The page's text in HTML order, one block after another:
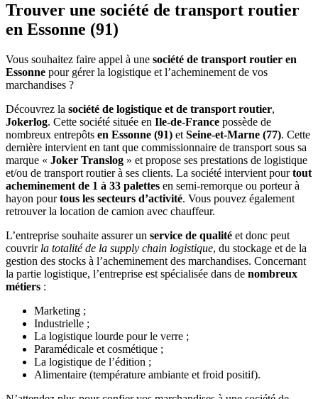
Trouver une société de transport routier
en Essonne (91)
Vous souhaitez faire appel à une société de transport routier en
Essonne pour gérer la logistique et l’acheminement de vos
marchandises ?
Découvrez la société de logistique et de transport routier,
Jokerlog. Cette société située en Ile-de-France possède de
nombreux entrepôts en Essonne (91) et Seine-et-Marne (77). Cette
dernière intervient en tant que commissionnaire de transport sous sa
marque « Joker Translog » et propose ses prestations de logistique
et/ou de transport routier à ses clients. La société intervient pourtout
acheminement de 1 à 33 palettes en semi-remorque ou porteur à
hayon pourtous les secteurs d’activité. Vous pouvez également
retrouver la location de camion avec chauffeur.
L’entreprise souhaite assurer un service de qualité et donc peut
couvrir la totalité de la supply chain logistique, du stockage et de la
gestion des stocks à l’acheminement des marchandises. Concernant
la partie logistique, l’entreprise est spécialisée dans de nombreux
métiers :
Marketing ;
Industrielle ;
La logistique lourde pour le verre ;
Paramédicale et cosmétique ;
La logistique de l’édition ;
Alimentaire (température ambiante et froid positif).